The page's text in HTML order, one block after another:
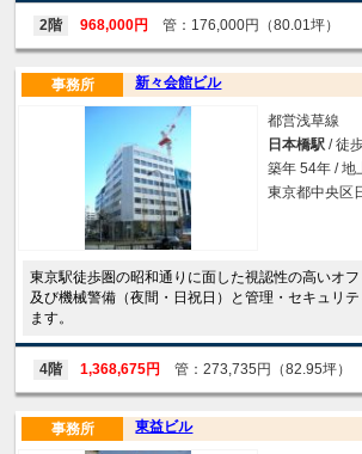
2階 968,000円 管：176,000円（80.01坪）
新々会館ビル
事務所
都営浅草線
日本橋駅 / 徒
築年 54年 / 地
東京都中央区
東京駅徒歩圏の昭和通りに面した視認性の高いオ
及び機械警備（夜間・日祝日）と管理・セキュリ
ます。
4階 1,368,675円 管：273,735円（82.95坪）
東益ビル
事務所